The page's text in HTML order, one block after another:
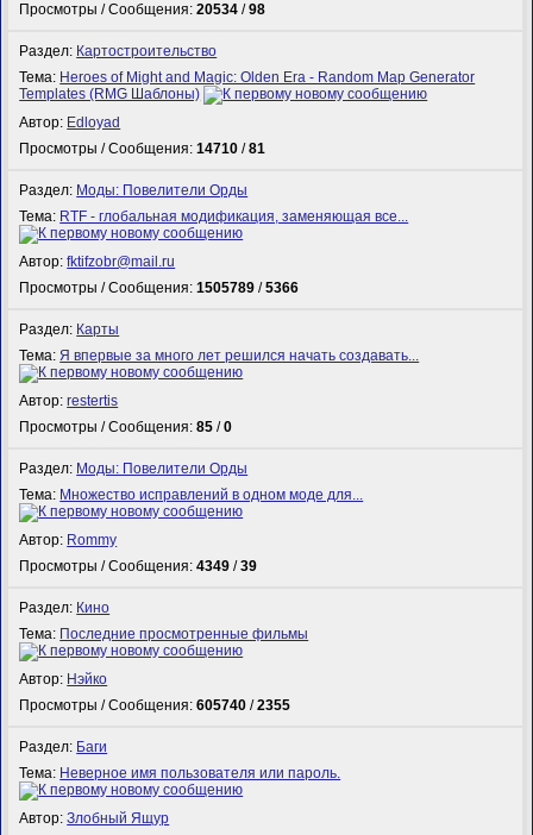
Просмотры / Сообщения:20534 /98
Раздел: Картостроительство
Тема: Heroes of Might and Magic: Olden Era - Random Map Generator
Templates (RMG Шаблоны)
Автор: Edloyad
Просмотры / Сообщения:14710 /81
Раздел: Моды: Повелители Орды
Тема: RTF - глобальная модификация, заменяющая все...
Автор:fktifzobr@mail.ru
Просмотры / Сообщения:1505789 /5366
Раздел: Карты
Тема:Я впервые за много лет решился начать создавать...
Автор:restertis
Просмотры / Сообщения:85 /0
Раздел: Моды: Повелители Орды
Тема: Множество исправлений в одном моде для...
Автор: Rommy
Просмотры / Сообщения:4349 /39
Раздел: Кино
Тема: Последние просмотренные фильмы
Автор: Нэйко
Просмотры / Сообщения:605740 /2355
Раздел: Баги
Тема: Неверное имя пользователя или пароль.
Автор:Злобный Ящур